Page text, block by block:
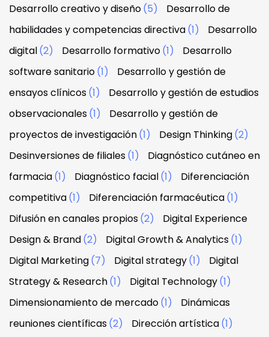
Desarrollo creativo y diseño(5)
Desarrollo de
habilidades y competencias directiva(1)
Desarrollo
digital(2) Desarrollo formativo(1)
Desarrollo
software sanitario(1)
Desarrollo y gestión de
ensayos clínicos(1)
Desarrollo y gestión de estudios
observacionales(1)
Desarrollo y gestión de
proyectos de investigación(1) Design Thinking(2)
Desinversiones de filiales(1)
Diagnóstico cutáneo en
farmacia(1) Diagnóstico facial(1)
Diferenciación
competitiva(1) Diferenciación farmacéutica(1)
Difusión en canales propios(2)
Digital Experience
Design & Brand(2) Digital Growth & Analytics(1)
Digital Marketing(7) Digital strategy(1)
Digital
Strategy & Research(1) Digital Technology(1)
Dimensionamiento de mercado(1)
Dinámicas
reuniones científicas(2) Dirección artística(1)